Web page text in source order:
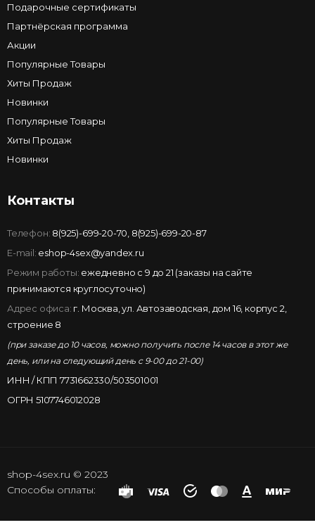
Подарочные сертификаты
Партнёрская программа
Акции
Популярные Товары
Хиты Продаж
Новинки
Популярные Товары
Хиты Продаж
Новинки
Контакты
Телефон: 8(925)-699-20-70 8(925)-699-20-87
E-mail: eshop-4sex@yandex.ru
Режим работы: ежедневно с 9 до 21 (заказы на сайте
принимаются круглосуточно)
Адрес офиса: г. Москва, ул. Автозаводская, дом 16, корпус 2,
строение 8
(при заказе до 10 часов, можно получить после 14 часов в этот же
день, или на следующий день с 9-00 до 21-00)
ИНН / КПП 7731662330/503501001
ОГРН 5107746012028
shop-4sex.ru © 2023
Способы оплаты: